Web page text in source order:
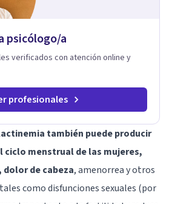
sin juicios, con respeto y libertad.
claros y realistas, sin fórmulas rígidas:
psicólogo/a
verificados con atención online y
profesionales
también puede producir
ciclo menstrual de las mujeres,
de cabeza, amenorrea y otros
como disfunciones sexuales (por